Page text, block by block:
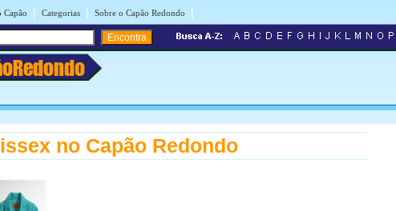
Capão | Categorias | Sobre o Capão Redondo |
no Capão Redondo